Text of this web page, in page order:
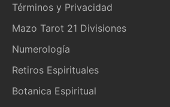
Términos y Privacidad
Mazo Tarot 21 Divisiones
Numerología
Retiros Espirituales
Botanica Espiritual